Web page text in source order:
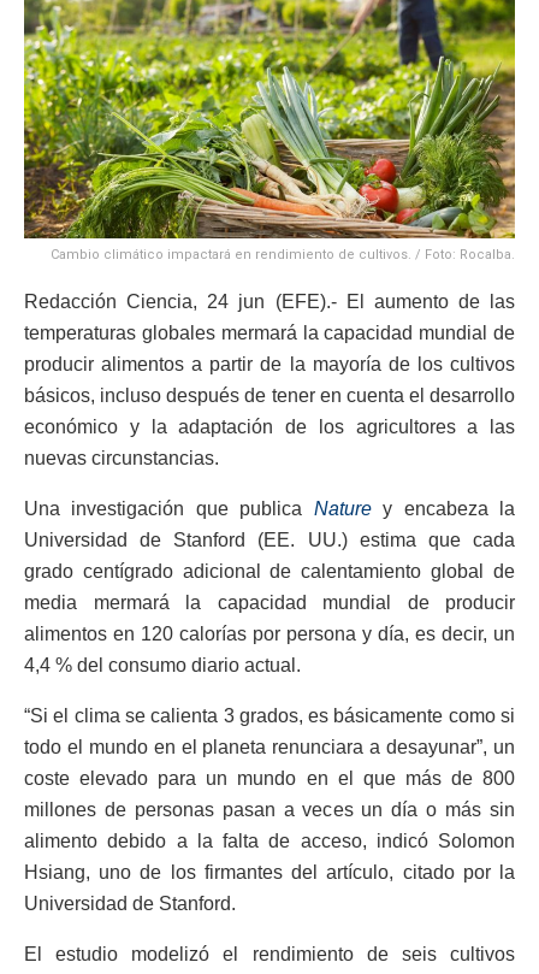
Cambio climático impactará en rendimiento de cultivos. / Foto: Rocalba.
Redacción Ciencia, 24 jun (EFE).- El aumento de las
temperaturas globales mermará la capacidad mundial de
producir alimentos a partir de la mayoría de los cultivos
básicos, incluso después de tener en cuenta el desarrollo
económico y la adaptación de los agricultores a las
nuevas circunstancias.
Una investigación que publica Nature y encabeza la
Universidad de Stanford (EE. UU.) estima que cada
grado centígrado adicional de calentamiento global de
media mermará la capacidad mundial de producir
alimentos en 120 calorías por persona y día, es decir, un
4,4 % del consumo diario actual.
“Si el clima se calienta 3 grados, es básicamente como si
todo el mundo en el planeta renunciara a desayunar”, un
coste elevado para un mundo en el que más de 800
millones de personas pasan a veces un día o más sin
alimento debido a la falta de acceso, indicó Solomon
Hsiang, uno de los firmantes del artículo, citado por la
Universidad de Stanford.
El estudio modelizó el rendimiento de seis cultivos